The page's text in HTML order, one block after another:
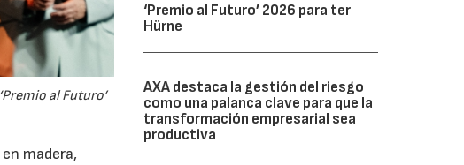
al Futuro’
madera,
‘Premio al Futuro’ 2026 para ter
Hürne
AXA destaca la gestión del riesgo
como una palanca clave para que la
transformación empresarial sea
productiva